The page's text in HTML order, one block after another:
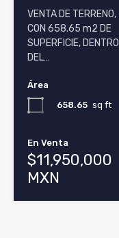
VENTA DE TERRENO,
CON 658.65 m2 DE
SUPERFICIE, DENTRO
DEL…
Área
658.65 sq ft
En Venta
$11,950,000
MXN